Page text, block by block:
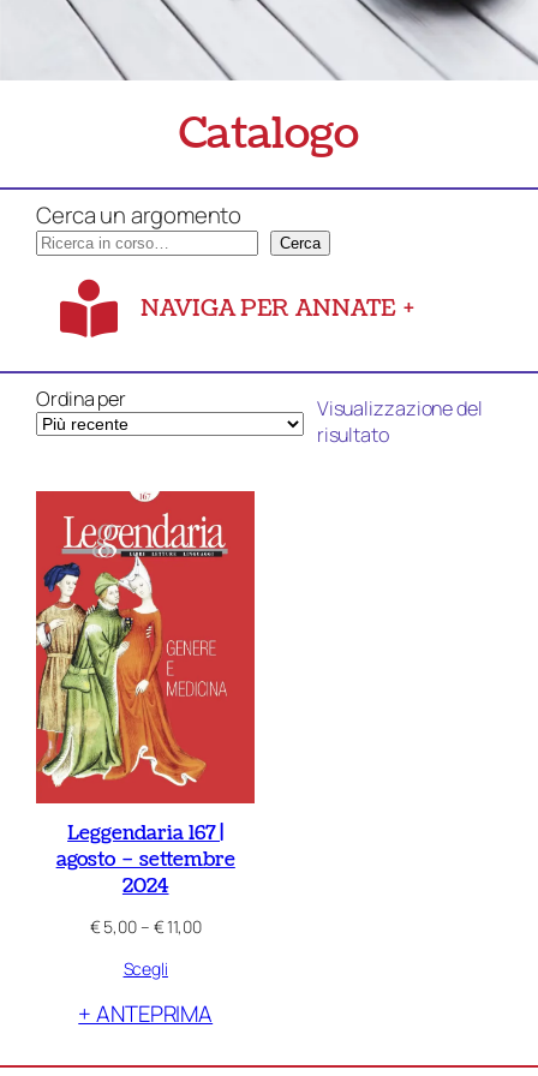
Catalogo
Cerca un argomento
Cerca
NAVIGA PER ANNATE +
Ordina per
Visualizzazione del
risultato
Leggendaria 167 |
agosto – settembre
2024
€5,00– €11,00Fascia
€ 5,00
€ 11,00
Scegli
+ ANTEPRIMA